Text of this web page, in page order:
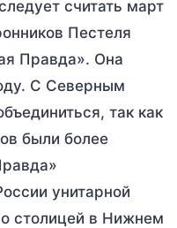
считать март
Пестеля
Правда». Она
С Северным
так как
были более
унитарной
столицей в Нижнем